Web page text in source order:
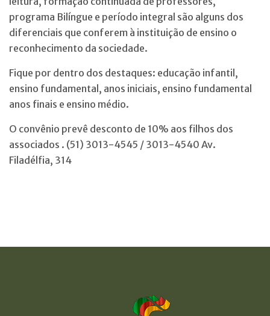
programa Bilíngue e período integral são alguns dos
diferenciais que conferem à instituição de ensino o
reconhecimento da sociedade.
Fique por dentro dos destaques: educação infantil,
ensino fundamental, anos iniciais, ensino fundamental
anos finais e ensino médio.
O convênio prevê desconto de 10% aos filhos dos
associados . (51) 3013-4545 / 3013-4540 Av.
Filadélfia, 314